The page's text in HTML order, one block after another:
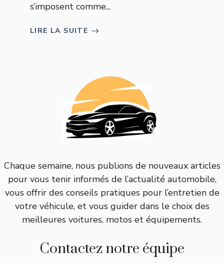
s’imposent comme...
LIRE LA SUITE
Chaque semaine, nous publions de nouveaux articles
pour vous tenir informés de l’actualité automobile,
vous offrir des conseils pratiques pour l’entretien de
votre véhicule, et vous guider dans le choix des
meilleures voitures, motos et équipements.
Contactez notre équipe